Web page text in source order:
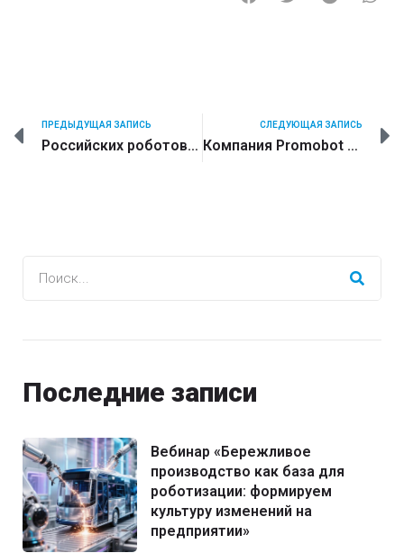
ПРЕДЫДУЩАЯ ЗАПИСЬ
Российских роботов покупают в США, Китае и даже в Африке. В чем их уникальность?
СЛЕДУЮЩАЯ ЗАПИСЬ
Компания Promobot увеличивает производственные площади в четыре раза
Последние записи
Вебинар «Бережливое
производство как база для
роботизации: формируем
культуру изменений на
предприятии»